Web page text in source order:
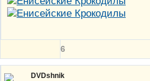
6
DVDshnik